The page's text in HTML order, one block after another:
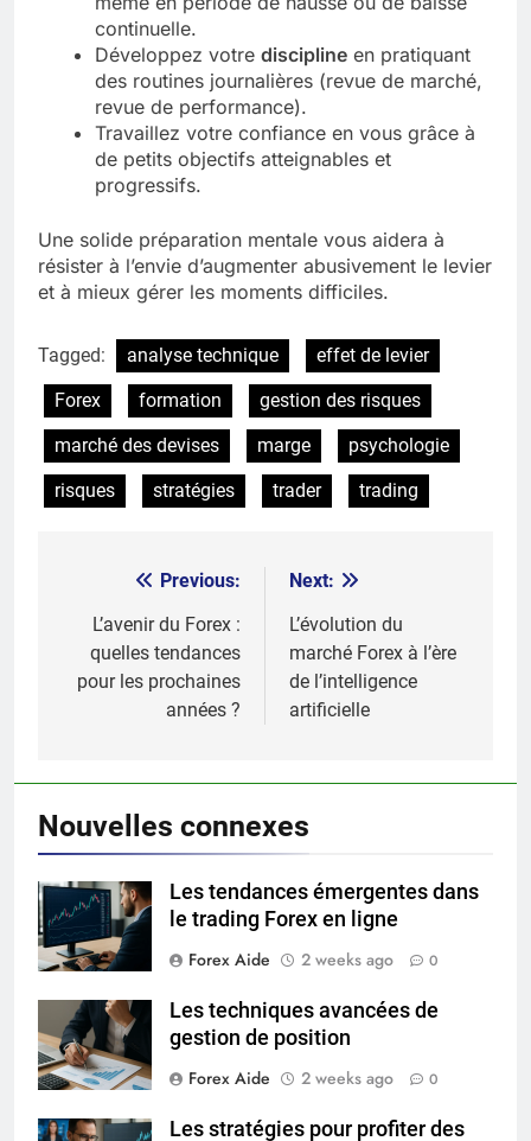
continuelle.
Développez votre discipline en pratiquant
des routines journalières (revue de marché,
revue de performance).
Travaillez votre confiance en vous grâce à
de petits objectifs atteignables et
progressifs.
Une solide préparation mentale vous aidera à
résister à l’envie d’augmenter abusivement le levier
et à mieux gérer les moments difficiles.
Tagged: analyse technique
effet de levier
Forex
formation
gestion des risques
marché des devises
marge
psychologie
risques
stratégies trader trading
navigation
Previous:
L’avenir du Forex :
quelles tendances
pour les prochaines
années ?
Next:
L’évolution du
marché Forex à l’ère
de l’intelligence
artificielle
Nouvelles connexes
Les tendances émergentes dans
le trading Forex en ligne
Forex Aide
2 weeks ago 0
Les techniques avancées de
gestion de position
Forex Aide
2 weeks ago 0
Les stratégies pour profiter des